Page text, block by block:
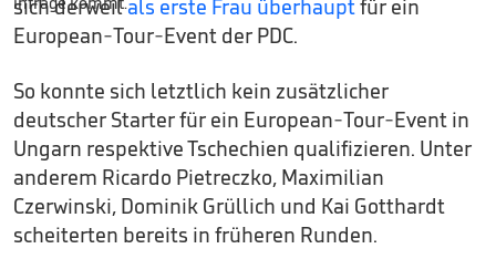
sich derweilals erste Frau überhauptfür ein
European-Tour-Event der PDC.
So konnte sich letztlich kein zusätzlicher
deutscher Starter für ein European-Tour-Event in
Ungarn respektive Tschechien qualifizieren. Unter
anderem Ricardo Pietreczko, Maximilian
Czerwinski, Dominik Grüllich und Kai Gotthardt
scheiterten bereits in früheren Runden.